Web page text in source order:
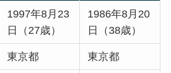
1997年8月23
日（27歳）
1986年8月20
日（38歳）
東京都 東京都